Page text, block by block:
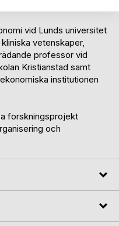
vid Lunds universitet
vetenskaper,
professor vid
Kristianstad samt
institutionen
forskningsprojekt
och